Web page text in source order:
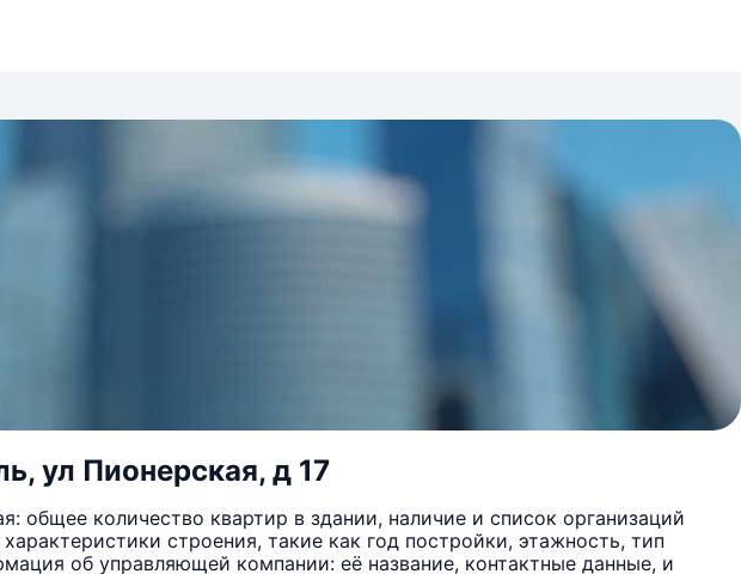
ул Пионерская, д 17
количество квартир в здании, наличие и список организаций
строения, такие как год постройки, этажность, тип
об управляющей компании: её название, контактные данные, и